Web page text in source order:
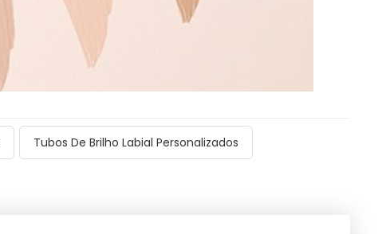
Tubos De Brilho Labial Personalizados